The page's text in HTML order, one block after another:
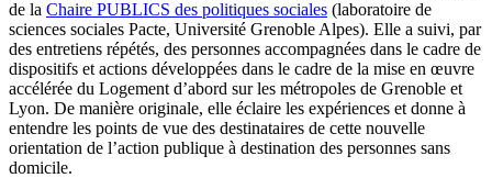
de la Chaire PUBLICS des politiques sociales (laboratoire de
sciences sociales Pacte, Université Grenoble Alpes). Elle a suivi, par
des entretiens répétés, des personnes accompagnées dans le cadre de
dispositifs et actions développées dans le cadre de la mise en œuvre
accélérée du Logement d’abord sur les métropoles de Grenoble et
Lyon. De manière originale, elle éclaire les expériences et donne à
entendre les points de vue des destinataires de cette nouvelle
orientation de l’action publique à destination des personnes sans
domicile.